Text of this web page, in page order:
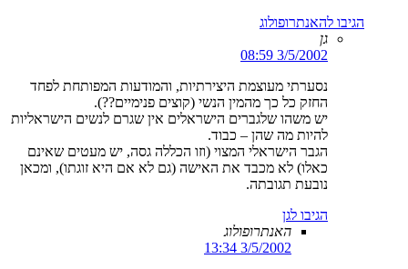
הגיבו להאנתרופולוג
גן
3/5/2002 08:59
נסערתי מעוצמת היצירתיות, והמודעות המפותחת לפחד
החזק כל כך מהמין הנשי (קוצים פנימיים??).
יש משהו שלגברים הישראלים אין שגרם לנשים הישראליות
להיות מה שהן – כבוד.
הגבר הישראלי המצוי (וזו הכללה גסה, יש מעטים שאינם
כאלו) לא מכבד את האישה (גם לא אם היא זוגתו), ומכאן
נובעת תגובתה.
הגיבו לגן
האנתרופולוג
3/5/2002 13:34